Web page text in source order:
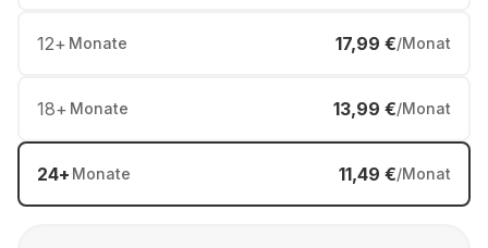
12+ Monate 17,99 €/Monat
18+ Monate 13,99 €/Monat
24+ Monate 11,49 €/Monat